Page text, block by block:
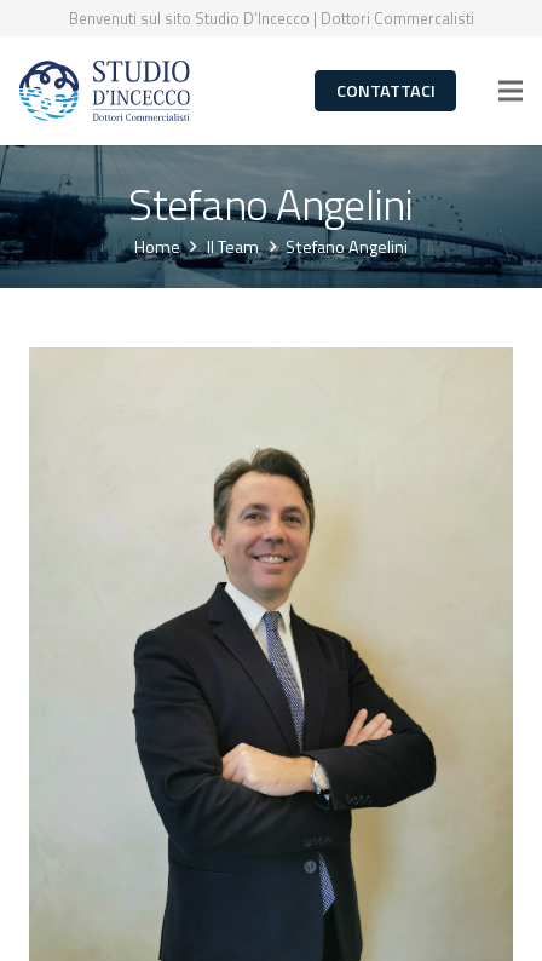
Benvenuti sul sito Studio D’Incecco | Dottori Commercalisti
CONTATTACI
Stefano Angelini
Home Il Team Stefano Angelini